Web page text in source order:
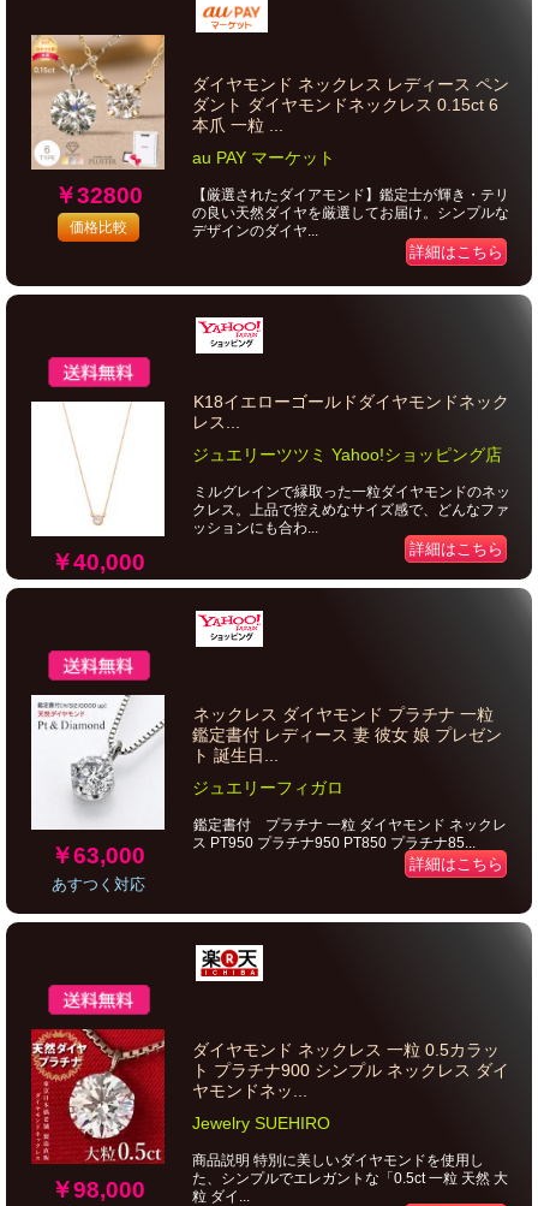
￥32800
価格比較
ダイヤモンド ネックレス レディース ペン
ダント ダイヤモンドネックレス 0.15ct 6
本爪 一粒 ...
au PAY マーケット
【厳選されたダイアモンド】鑑定士が輝き・テリ
の良い天然ダイヤを厳選してお届け。シンプルな
デザインのダイヤ...
詳細はこちら
￥40,000
K18イエローゴールドダイヤモンドネック
レス...
ジュエリーツツミ Yahoo!ショッピング店
ミルグレインで縁取った一粒ダイヤモンドのネッ
クレス。上品で控えめなサイズ感で、どんなファ
ッションにも合わ...
詳細はこちら
￥63,000
あすつく対応
ネックレス ダイヤモンド プラチナ 一粒
鑑定書付 レディース 妻 彼女 娘 プレゼン
ト 誕生日...
ジュエリーフィガロ
鑑定書付 プラチナ 一粒 ダイヤモンド ネックレ
ス PT950 プラチナ950 PT850 プラチナ85...
詳細はこちら
￥98,000
ダイヤモンド ネックレス 一粒 0.5カラッ
ト プラチナ900 シンプル ネックレス ダイ
ヤモンドネッ...
Jewelry SUEHIRO
商品説明 特別に美しいダイヤモンドを使用し
た、シンプルでエレガントな「0.5ct 一粒 天然 大
粒 ダイ...